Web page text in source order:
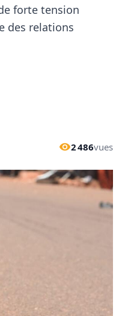
forte tension
des relations
2 486vues